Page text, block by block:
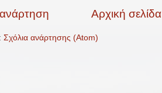
Αρχική σελίδα
Σχόλια ανάρτησης (Atom)